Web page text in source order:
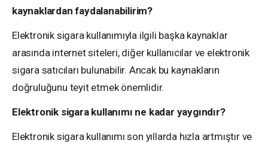
kaynaklardan faydalanabilirim?
Elektronik sigara kullanımıyla ilgili başka kaynaklar
arasında internet siteleri, diğer kullanıcılar ve elektronik
sigara satıcıları bulunabilir. Ancak bu kaynakların
doğruluğunu teyit etmek önemlidir.
Elektronik sigara kullanımı ne kadar yaygındır?
Elektronik sigara kullanımı son yıllarda hızla artmıştır ve